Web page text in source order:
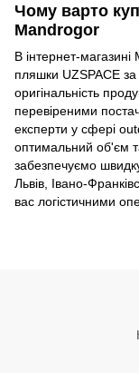
Чому варто
Mandrogor
В інтернет-
пляшки UZSPACE
оригінальність
перевіреними
експерти у сфері
оптимальний об'єм
забезпечуємо
Львів, Івано-
вас логістичними